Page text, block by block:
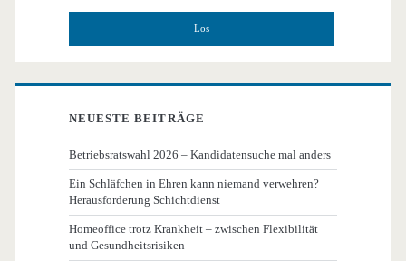
NEUESTE BEITRÄGE
Betriebsratswahl 2026 – Kandidatensuche mal anders
Ein Schläfchen in Ehren kann niemand verwehren?
Herausforderung Schichtdienst
Homeoffice trotz Krankheit – zwischen Flexibilität
und Gesundheitsrisiken